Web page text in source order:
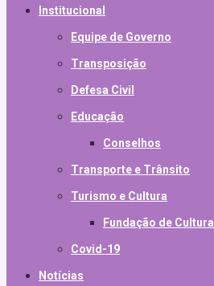
Institucional
Equipe de Governo
Transposição
Defesa Civil
Educação
Conselhos
Transporte e Trânsito
Turismo e Cultura
Fundação de Cultura
Covid-19
Notícias